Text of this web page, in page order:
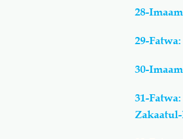
28-
29-
30-
31-